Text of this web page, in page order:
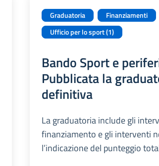
Graduatoria
Finanziamenti
Ufficio per lo sport (1)
Bando Sport e
Pubblicata la
definitiva
La graduatoria include gli
finanziamento e gli interventi
l’indicazione del punteggio